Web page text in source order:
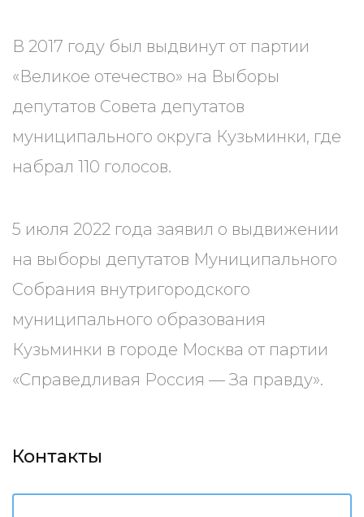
В 2017 году был выдвинут от партии
«Великое отечество» на Выборы
депутатов Совета депутатов
муниципального округа Кузьминки, где
набрал 110 голосов.
5 июля 2022 года заявил о выдвижении
на выборы депутатов Муниципального
Собрания внутригородского
муниципального образования
Кузьминки в городе Москва от партии
«Справедливая Россия — За правду».
Контакты